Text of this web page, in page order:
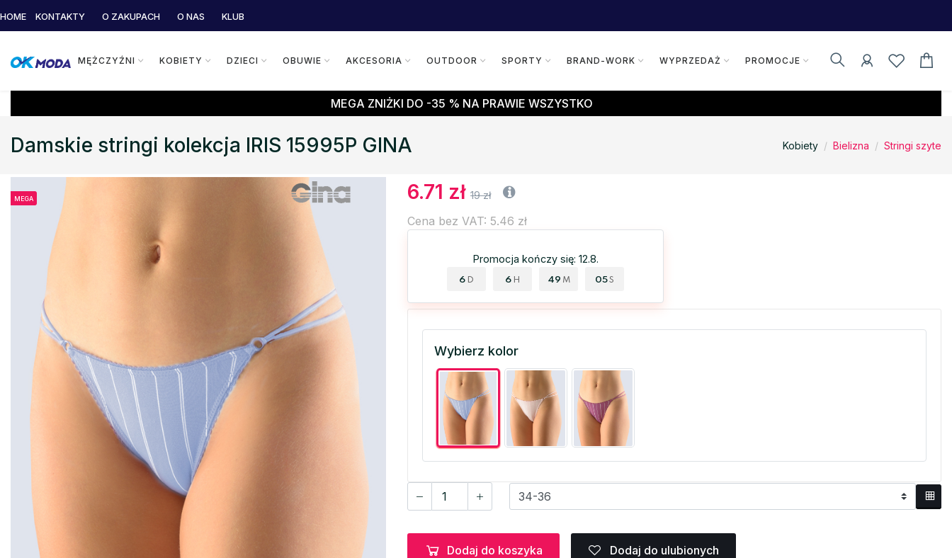
HOME KONTAKTY O ZAKUPACH O NAS KLUB
MĘŻCZYŹNI KOBIETY DZIECI OBUWIE AKCESORIA OUTDOOR SPORTY BRAND-WORK WYPRZEDAŻ PROMOCJE
MEGA ZNIŻKI DO -35 % NA PRAWIE WSZYSTKO
Damskie stringi kolekcja IRIS 15995P GINA Kobiety Bielizna Stringi szyte
MEGA 6.71 zł 19 zł
Cena bez VAT: 5.46 zł
Promocja kończy się: 12.8.
6 D 6 H 49 M 04 S
Wybierz kolor
Dodaj do koszyka Dodaj do ulubionych